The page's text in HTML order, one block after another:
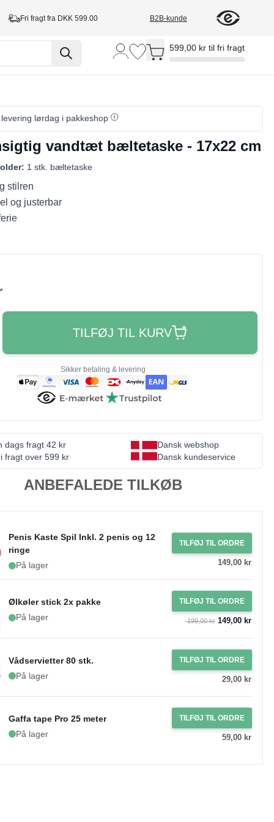
Fri fragt fra DKK 599.00 B2B-kunde
Toggle minicart, Cart is empty
599,00 kr til fri fragt
lørdag i pakkeshop
vandtæt bæltetaske - 17x22 cm
1 stk. bæltetaske
stilren
og justerbar
TILFØJ TIL KURV
Sikker betaling & levering
dags fragt 42 kr
fragt over 599 kr
Dansk webshop
Dansk kundeservice
ANBEFALEDE TILKØB
Penis Kaste Spil Inkl. 2 penis og 12
ringe
På lager
TILFØJ TIL ORDRE
149,00 kr
Ølkøler stick 2x pakke
På lager
TILFØJ TIL ORDRE
199,00 kr149,00 kr
Vådservietter 80 stk.
På lager
TILFØJ TIL ORDRE
29,00 kr
Gaffa tape Pro 25 meter
På lager
TILFØJ TIL ORDRE
59,00 kr